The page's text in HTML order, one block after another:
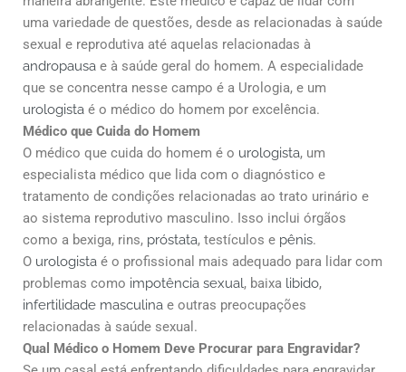
uma variedade de questões, desde as relacionadas à saúde
sexual e reprodutiva até aquelas relacionadas à
andropausa e à saúde geral do homem. A especialidade
que se concentra nesse campo é a Urologia, e um
urologista é o médico do homem por excelência.
Médico que Cuida do Homem
O médico que cuida do homem é o urologista, um
especialista médico que lida com o diagnóstico e
tratamento de condições relacionadas ao trato urinário e
ao sistema reprodutivo masculino. Isso inclui órgãos
como a bexiga, rins, próstata, testículos e pênis.
O urologista é o profissional mais adequado para lidar com
problemas como impotência sexual, baixa libido,
infertilidade masculina e outras preocupações
relacionadas à saúde sexual.
Qual Médico o Homem Deve Procurar para Engravidar?